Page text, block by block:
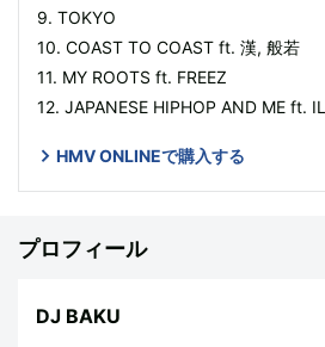
9. TOKYO
10. COAST TO COAST ft. 漢, 般若
11. MY ROOTS ft. FREEZ
12. JAPANESE HIPHOP AND ME ft.
HMV ONLINEで購入する
プロフィール
DJ BAKU